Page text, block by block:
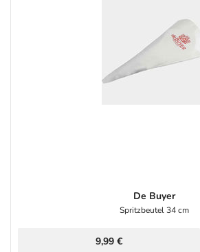
De Buyer
Spritzbeutel 34 cm
9,99 €